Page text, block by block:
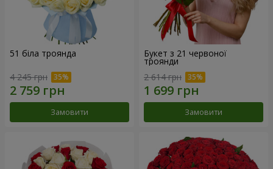
51 біла троянда
4 245 грн
Замовити
Букет з 21 червоної
троянди
2 614 грн
Замовити